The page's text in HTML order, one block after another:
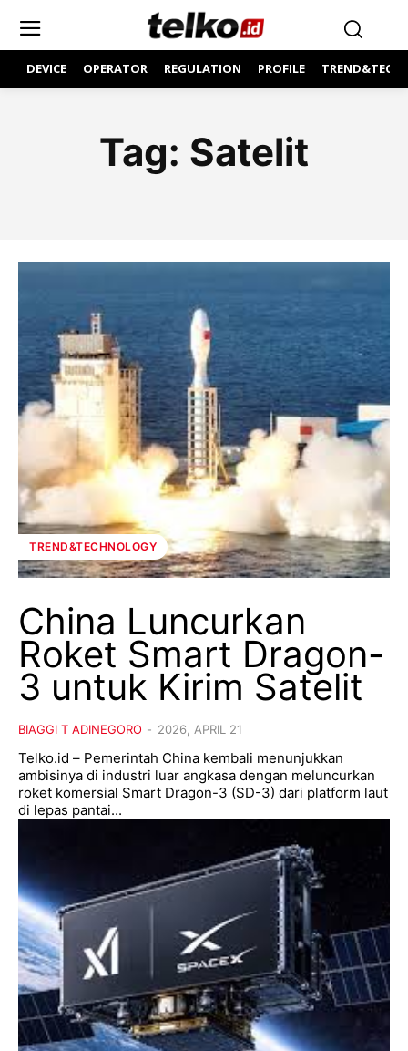
DEVICE OPERATOR REGULATION PROFILE
Tag: Satelit
TREND&TECHNOLOGY
China Luncurkan
Roket Smart Dragon-
3 untuk Kirim Satelit
BIAGGI T ADINEGORO - 2026, APRIL 21
Telko.id – Pemerintah China kembali menunjukkan
ambisinya di industri luar angkasa dengan meluncurkan
roket komersial Smart Dragon-3 (SD-3) dari platform laut
di lepas pantai...